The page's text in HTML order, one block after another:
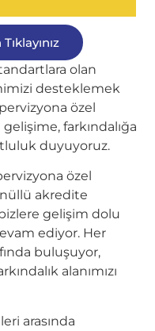
olan
desteklemek
özel
farkındalığa
duyuyoruz.
özel
akredite
gelişim dolu
ediyor. Her
buluşuyor,
alanımızı
arasında